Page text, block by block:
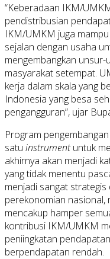
“Keberadaan IKM/
pendistribusian
IKM/UMKM juga
sejalan dengan usaha
mengembangkan
masyarakat setempat.
kerja dalam skala yang
Indonesia yang besa
pengangguran”, ujar
Program
satu instrumentuntuk
akhirnya akan menjadi
yang tidak menentu
menjadi sangat strategis
perekonomian nasional,
mencakup hamper
kontribusi IKM/UMKM
peniingkatan
berpendapatan rendah.